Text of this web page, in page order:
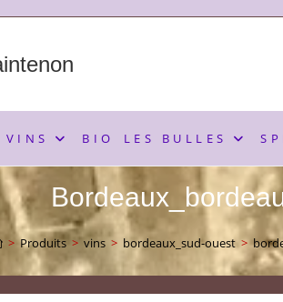
VINS BIO LES BULLES
> Produits > vins > bordeaux_sud-ouest >